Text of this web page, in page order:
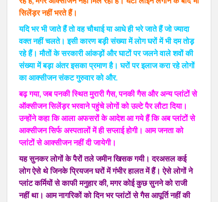
सिलेंड़र नहीं भरते हैं।
यदि भर भी जाते हैं तो वह चौथाई या आधे ही भरे जाते हैं जो ज्यादा
वक्त नहीं चलते। इसी कारण बड़़ी संख्या में लोग घरों में भी दम तोड़़
रहे हैं। मौतों के सरकारी आंकड़़ों और घाटों पर जलने वाले शवों की
संख्या में बड़़ा अंतर इसका प्रमाण है। घरों पर इलाज करा रहे लोगों
का आक्सीजन संकट गुरुवार को और.
बढ़ गया‚ जब पनकी स्थित मुरारी गैस‚ पनकी गैस और अन्य प्लांटों से
ऑक्सीजन सिलेंड़र भरवाने पहुंचे लोगों को उल्टे पैर लौटा दिया।
उन्होंने कहा कि आला अफसरों के आदेश आ गये हैं कि अब प्लांटों से
आक्सीजन सिर्फ अस्पतालों में ही सप्लाई होगी। आम जनता को
प्लांटों से आक्सीजन नहीं दी जायेगी।
यह सुनकर लोगों के पैरों तले जमीन खिसक गयी। दरअसल कई
लोग ऐसे थे जिनके प्रियजन घरों में गंभीर हालत में हैं। ऐसे लोगों ने
प्लांट कर्मियों से काफी मनुहार की‚ मगर कोई कुछ सुनने को राजी
नहीं था। आम नागरिकों को दिन भर प्लांटों से गैस आपूर्ति नहीं की